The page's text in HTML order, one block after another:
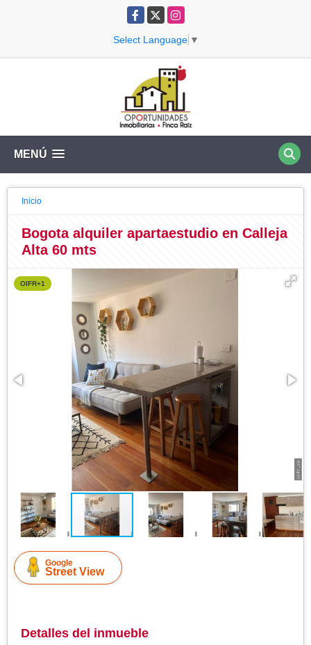
Facebook
X Instagram
Select Language ▼
MENÚ
Inicio
Bogota alquiler apartaestudio en Calleja
Alta 60 mts
OIFR+1
Google
Street View
Detalles del inmueble